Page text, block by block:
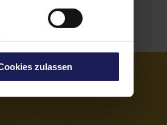
zulassen